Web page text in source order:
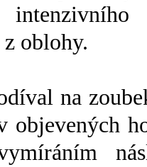
oblohy.
na
objevených